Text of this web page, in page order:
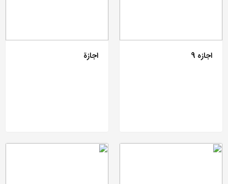
اجازه 9 اجازة